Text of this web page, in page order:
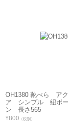
OH1380 靴べら ア
ア シンプル 紐ボー
ン 長さ565
¥800 （税別）